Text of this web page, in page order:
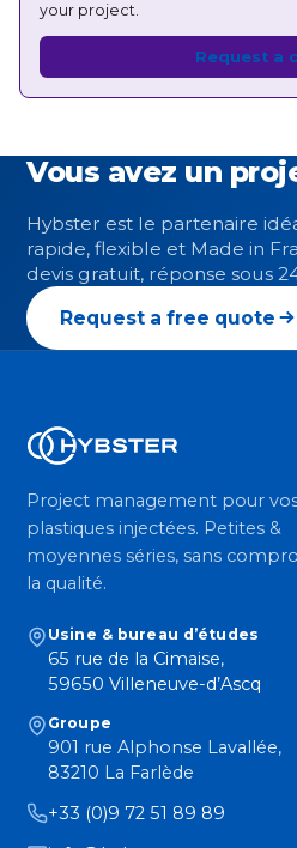
your project.
Request a
Vous avez un
Hybster est le partenaire
rapide, flexible et Made in
devis gratuit, réponse sous
Request a free quote
Project management pour
plastiques injectées. Petites &
moyennes séries, sans
la qualité.
Usine & bureau d’études
65 rue de la Cimaise,
59650 Villeneuve-d’Ascq
Groupe
901 rue Alphonse Lavallée,
83210 La Farlède
+33 (0)9 72 51 89 89